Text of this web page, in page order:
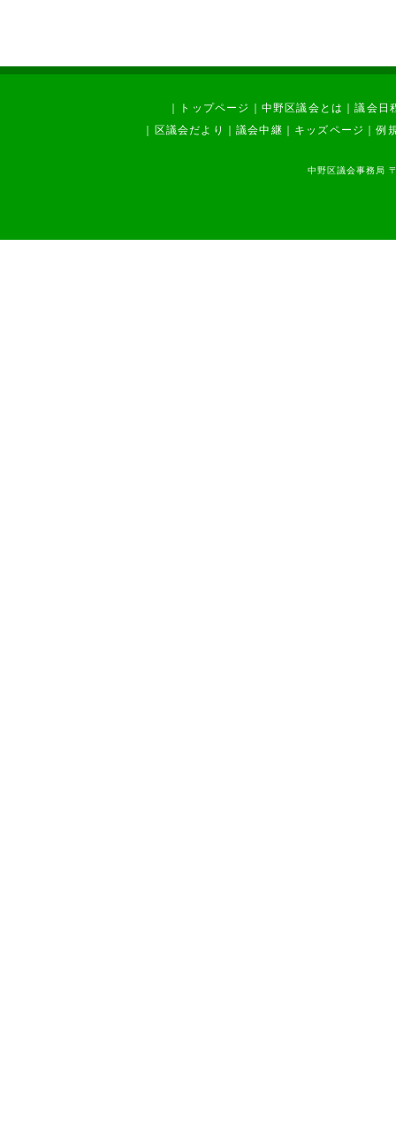
トップページ 中野区議会とは ｜議会日
区議会だより ｜議会中継 キッズページ ｜例
中野区議会事務局